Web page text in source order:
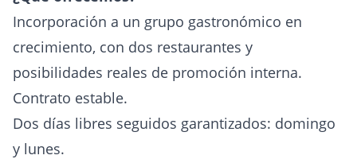
Incorporación a un grupo gastronómico en
crecimiento, con dos restaurantes y
posibilidades reales de promoción interna.
Contrato estable.
Dos días libres seguidos garantizados: domingo
y lunes.